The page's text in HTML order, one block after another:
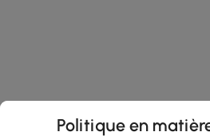
Politique en